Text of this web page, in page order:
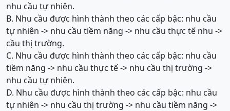
nhu cầu tự nhiên.
B. Nhu cầu được hình thành theo các cấp bậc: nhu cầu
tự nhiên -> nhu cầu tiềm năng -> nhu cầu thực tế nhu ->
cầu thị trường.
C. Nhu cầu được hình thành theo các cấp bậc: nhu cầu
tiềm năng -> nhu cầu thực tế -> nhu cầu thị trường ->
nhu cầu tự nhiên.
D. Nhu cầu được hình thành theo các cấp bậc: nhu cầu
tự nhiên -> nhu cầu thị trường -> nhu cầu tiềm năng ->